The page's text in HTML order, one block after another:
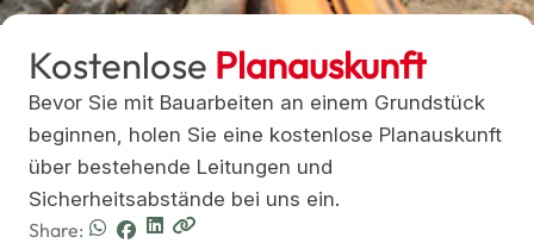
Kostenlose Planauskunft
Bevor Sie mit Bauarbeiten an einem Grundstück
beginnen, holen Sie eine kostenlose Planauskunft
über bestehende Leitungen und
Sicherheitsabstände bei uns ein.
Share: